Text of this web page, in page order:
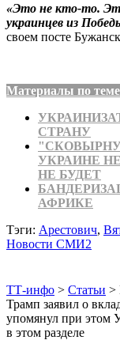
«Это не кто-то.
украинцев из
своем посте
Материалы по
СТРАНУ
УКРАИНЕ
НЕ БУДЕТ
АФРИКЕ
Тэги: Арестович,
Новости СМИ2
ТТ-инфо > Статьи >
Трамп заявил о
упомянул при этом
в этом разделе